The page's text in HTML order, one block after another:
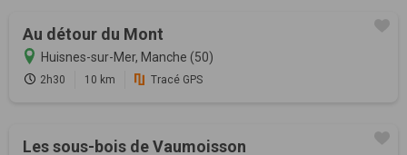
Au détour du Mont
Huisnes-sur-Mer, Manche (50)
2h30 10 km Tracé GPS
Les sous-bois de Vaumoisson